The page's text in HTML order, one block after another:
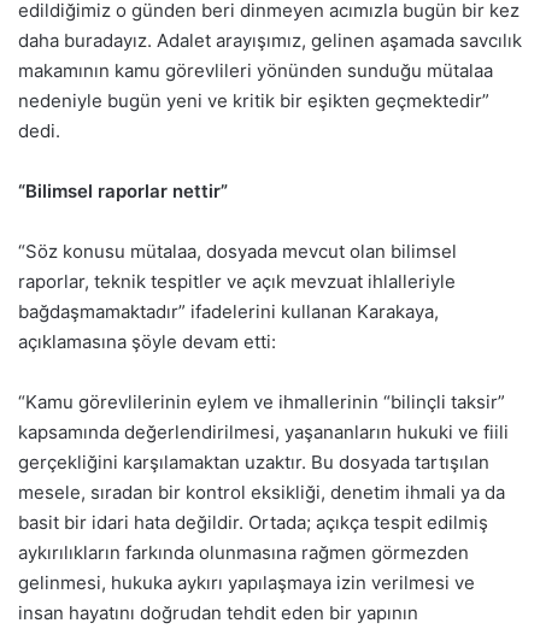
edildiğimiz o günden beri dinmeyen acımızla bugün bir kez
daha buradayız. Adalet arayışımız, gelinen aşamada savcılık
makamının kamu görevlileri yönünden sunduğu mütalaa
nedeniyle bugün yeni ve kritik bir eşikten geçmektedir”
dedi.
“Bilimsel raporlar nettir”
“Söz konusu mütalaa, dosyada mevcut olan bilimsel
raporlar, teknik tespitler ve açık mevzuat ihlalleriyle
bağdaşmamaktadır” ifadelerini kullanan Karakaya,
açıklamasına şöyle devam etti:
“Kamu görevlilerinin eylem ve ihmallerinin “bilinçli taksir”
kapsamında değerlendirilmesi, yaşananların hukuki ve fiili
gerçekliğini karşılamaktan uzaktır. Bu dosyada tartışılan
mesele, sıradan bir kontrol eksikliği, denetim ihmali ya da
basit bir idari hata değildir. Ortada; açıkça tespit edilmiş
aykırılıkların farkında olunmasına rağmen görmezden
gelinmesi, hukuka aykırı yapılaşmaya izin verilmesi ve
insan hayatını doğrudan tehdit eden bir yapının